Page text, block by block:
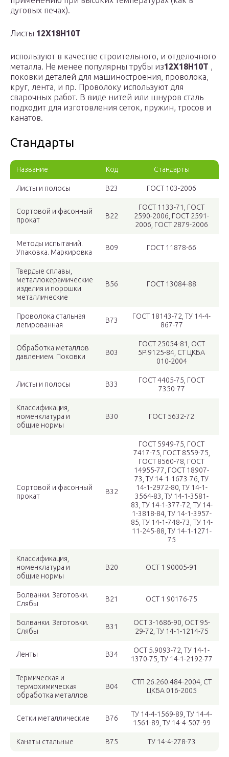
дуговых печах).
Листы 12Х18Н10Т
используют в качестве строительного, и отделочного
металла. Не менее популярны трубы из12Х18Н10Т ,
поковки деталей для машиностроения, проволока,
круг, лента, и пр. Проволоку используют для
сварочных работ. В виде нитей или шнуров сталь
подходит для изготовления сеток, пружин, тросов и
канатов.
Стандарты
Название Код Стандарты
Листы и полосы В23 ГОСТ 103-2006
Сортовой и фасонный
прокат
В22
ГОСТ 1133-71, ГОСТ
2590-2006, ГОСТ 2591-
2006, ГОСТ 2879-2006
Методы испытаний.
Упаковка. Маркировка
В09 ГОСТ 11878-66
Твердые сплавы,
металлокерамические
изделия и порошки
металлические
В56 ГОСТ 13084-88
Проволока стальная
легированная
В73
ГОСТ 18143-72, TУ 14-4-
867-77
Обработка металлов
давлением. Поковки
В03
ГОСТ 25054-81, ОСТ
5Р.9125-84, СТ ЦКБА
010-2004
Листы и полосы В33
ГОСТ 4405-75, ГОСТ
7350-77
Классификация,
номенклатура и
общие нормы
В30 ГОСТ 5632-72
Сортовой и фасонный
прокат
В32
ГОСТ 5949-75, ГОСТ
7417-75, ГОСТ 8559-75,
ГОСТ 8560-78, ГОСТ
14955-77, ГОСТ 18907-
73, TУ 14-1-1673-76, TУ
14-1-2972-80, TУ 14-1-
3564-83, TУ 14-1-3581-
83, TУ 14-1-377-72, TУ 14-
1-3818-84, TУ 14-1-3957-
85, TУ 14-1-748-73, TУ 14-
11-245-88, TУ 14-1-1271-
75
Классификация,
номенклатура и
общие нормы
В20 ОСТ 1 90005-91
Болванки. Заготовки.
Слябы
В21 ОСТ 1 90176-75
Болванки. Заготовки.
Слябы
В31
ОСТ 3-1686-90, ОСТ 95-
29-72, TУ 14-1-1214-75
Ленты В34
ОСТ 5.9093-72, TУ 14-1-
1370-75, TУ 14-1-2192-77
Термическая и
термохимическая
обработка металлов
В04
СТП 26.260.484-2004, СТ
ЦКБА 016-2005
Сетки металлические В76
TУ 14-4-1569-89, TУ 14-4-
1561-89, TУ 14-4-507-99
Канаты стальные В75 TУ 14-4-278-73